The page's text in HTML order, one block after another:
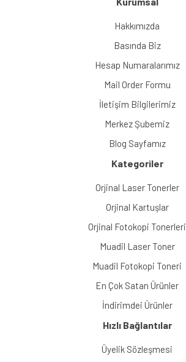
Hakkımızda
Basında Biz
Hesap Numaralarımız
Mail Order Formu
İletişim Bilgilerimiz
Merkez Şubemiz
Blog Sayfamız
Kategoriler
Orjinal Laser Tonerler
Orjinal Kartuşlar
Orjinal Fotokopi Tonerleri
Muadil Laser Toner
Muadil Fotokopi Toneri
En Çok Satan Ürünler
İndirimdei Ürünler
Hızlı Bağlantılar
Üyelik Sözleşmesi